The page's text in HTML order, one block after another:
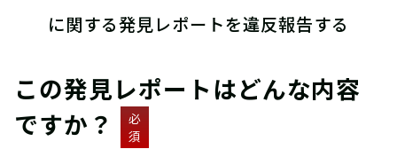
に関する発見レポートを違反報告する
この発見レポートはどんな内容
ですか？
必
須